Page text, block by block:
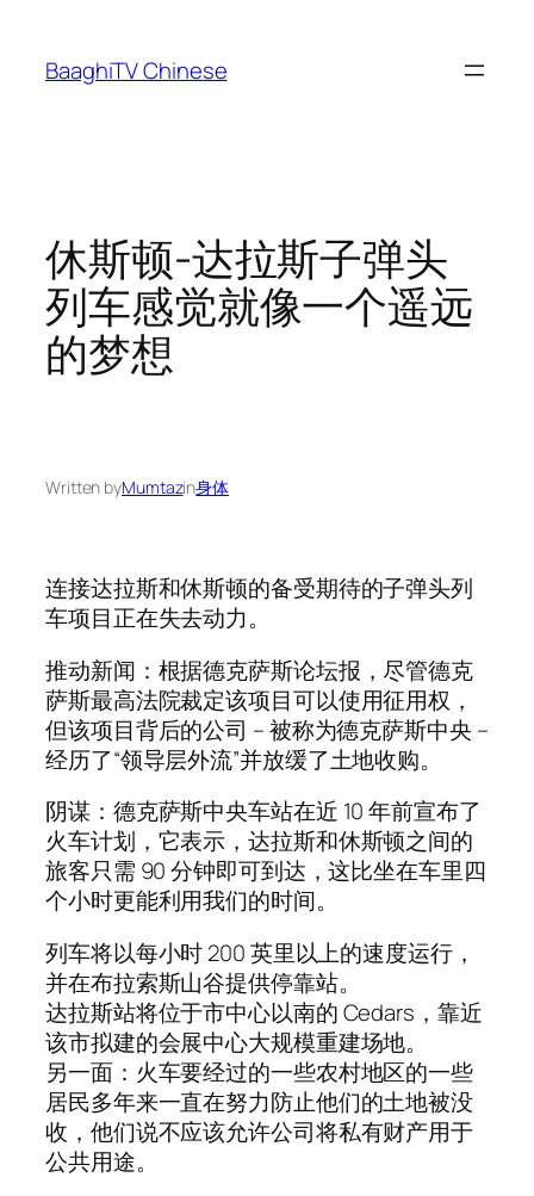
content
BaaghiTV Chinese
休斯顿-达拉斯子弹头
列车感觉就像一个遥远
的梦想
Written byMumtazin身体
连接达拉斯和休斯顿的备受期待的子弹头列
车项目正在失去动力。
推动新闻：根据德克萨斯论坛报，尽管德克
萨斯最高法院裁定该项目可以使用征用权，
但该项目背后的公司 – 被称为德克萨斯中央 –
经历了“领导层外流”并放缓了土地收购。
阴谋：德克萨斯中央车站在近 10 年前宣布了
火车计划，它表示，达拉斯和休斯顿之间的
旅客只需 90 分钟即可到达，这比坐在车里四
个小时更能利用我们的时间。
列车将以每小时 200 英里以上的速度运行，
并在布拉索斯山谷提供停靠站。
达拉斯站将位于市中心以南的 Cedars，靠近
该市拟建的会展中心大规模重建场地。
另一面：火车要经过的一些农村地区的一些
居民多年来一直在努力防止他们的土地被没
收，他们说不应该允许公司将私有财产用于
公共用途。